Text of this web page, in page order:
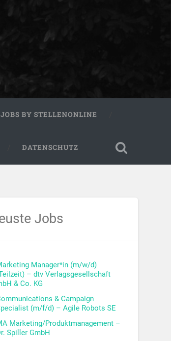
BY STELLENONLINE
DATENSCHUTZ
Jobs
Manager*in (m/w/d)
– dtv Verlagsgesellschaft
& Co. KG
& Campaign
(m/f/d) – Agile Robots SE
Marketing/Produktmanagement –
Spiller GmbH